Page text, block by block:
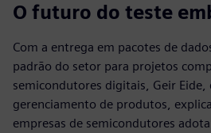
O futuro do teste
Com a entrega em pacotes de
padrão do setor para projetos
semicondutores digitais, Geir
gerenciamento de produtos,
empresas de semicondutores